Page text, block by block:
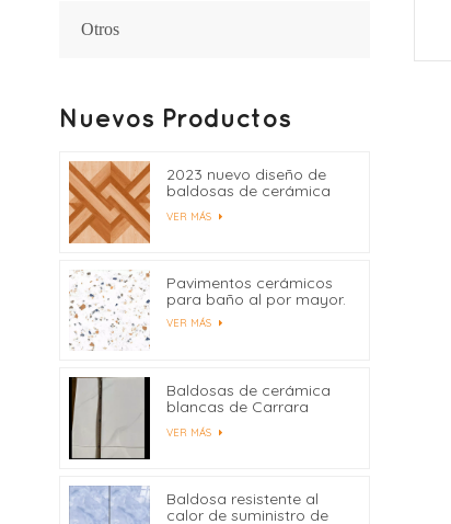
Otros
Nuevos Productos
2023 nuevo diseño de
baldosas de cerámica
400x400
VER MÁS
Pavimentos cerámicos
para baño al por mayor.
VER MÁS
Baldosas de cerámica
blancas de Carrara
precio de fábrica de
China
VER MÁS
Baldosa resistente al
calor de suministro de